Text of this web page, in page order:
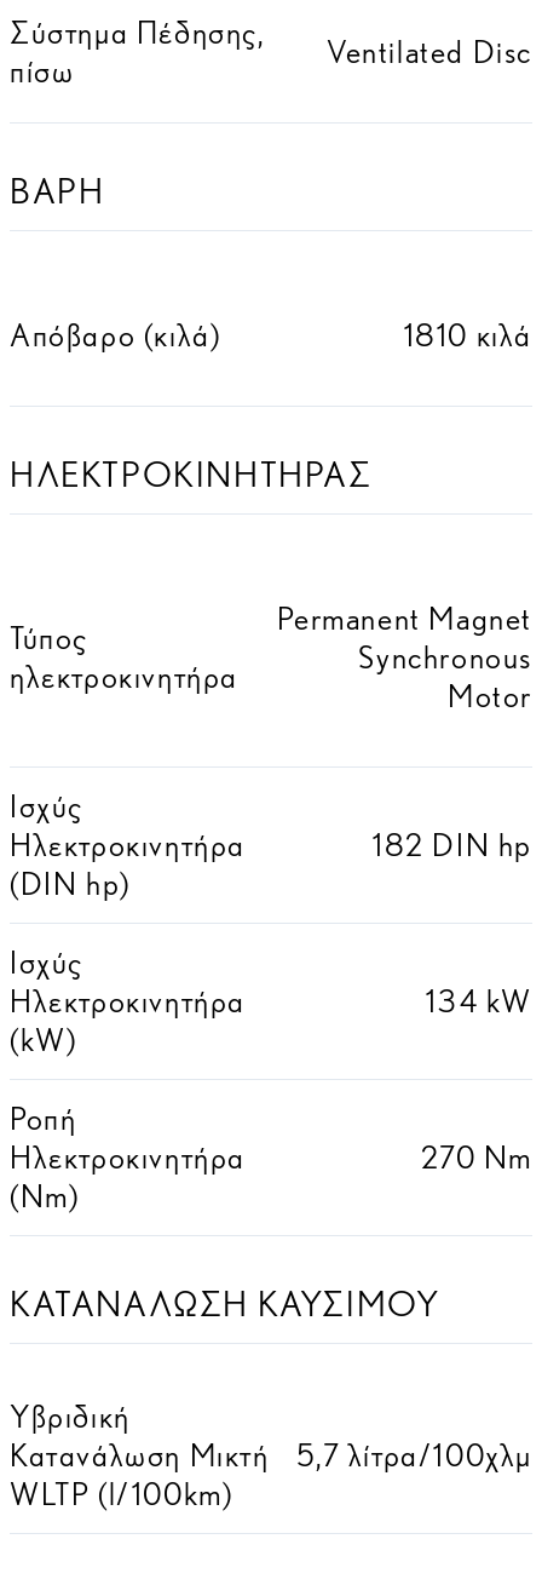
Σύστημα Πέδησης,
πίσω
Ventilated Disc
ΒΑΡΗ
Απόβαρο (κιλά) 1810 κιλά
ΗΛΕΚΤΡΟΚΙΝΗΤΗΡΑΣ
Τύπος
ηλεκτροκινητήρα
Permanent Magnet
Synchronous
Motor
Ισχύς
Ηλεκτροκινητήρα
(DIN hp)
182 DIN hp
Ισχύς
Ηλεκτροκινητήρα
(kW)
134 kW
Ροπή
Ηλεκτροκινητήρα
(Nm)
270 Nm
ΚΑΤΑΝΑΛΩΣΗ ΚΑΥΣΙΜΟΥ
Υβριδική
Κατανάλωση Μικτή
WLTP (l/100km)
5,7 λίτρα/100χλμ